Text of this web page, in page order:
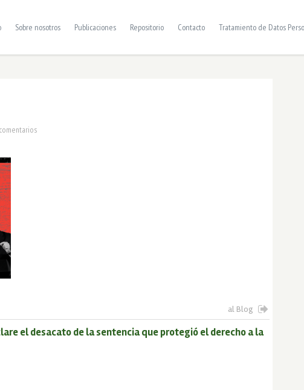
Sobre nosotros Publicaciones Repositorio Contacto Tratamiento de Datos
al Blog
el desacato de la sentencia que protegió el derecho a la